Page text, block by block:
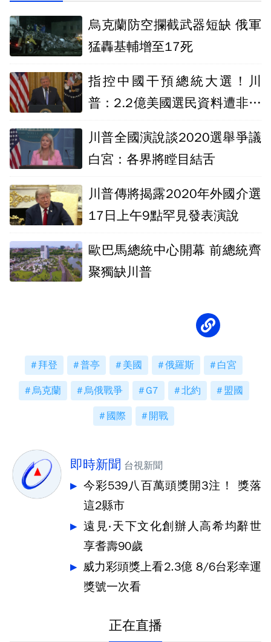
烏克蘭防空攔截武器短缺 俄軍
猛轟基輔增至17死
指控中國干預總統大選！川
普：2.2億美國選民資料遭非法
川普全國演說談2020選舉爭議
白宮：各界將瞠目結舌
川普傳將揭露2020年外國介選
17日上午9點罕見發表演說
歐巴馬總統中心開幕 前總統齊
聚獨缺川普
拜登 普亭 美國 俄羅斯 白宮
烏克蘭 烏俄戰爭 G7 北約 盟國
國際 開戰
即時新聞 台視新聞
今彩539八百萬頭獎開3注！ 獎落
這2縣市
遠見‧天下文化創辦人高希均辭世
享耆壽90歲
威力彩頭獎上看2.3億 8/6台彩幸運
獎號一次看
正在直播